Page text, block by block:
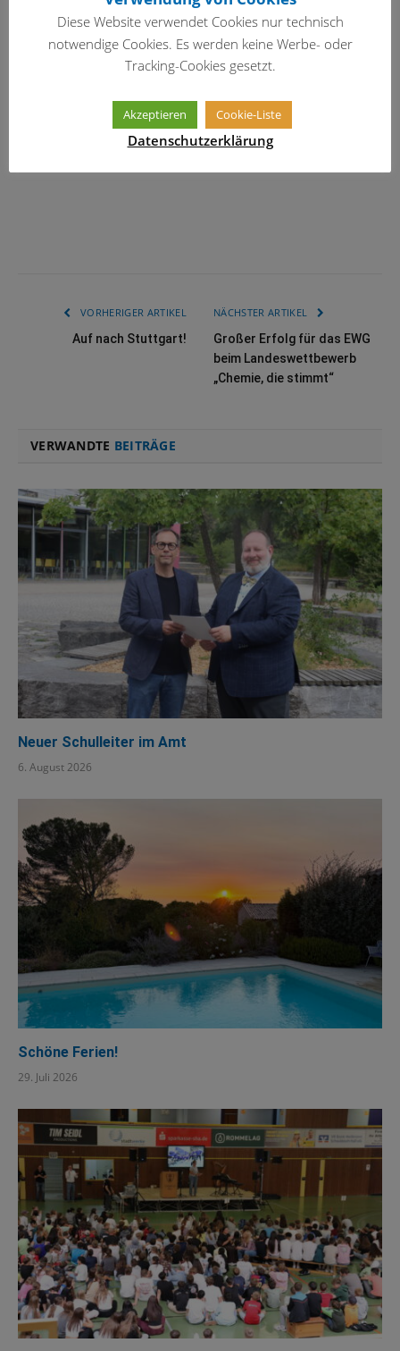
VORHERIGER ARTIKEL
Auf nach Stuttgart!
NÄCHSTER ARTIKEL
Großer Erfolg für das EWG
beim Landeswettbewerb
„Chemie, die stimmt“
VERWANDTE BEITRÄGE
Neuer Schulleiter im Amt
6. August 2026
Schöne Ferien!
29. Juli 2026
Diese Website verwendet Cookies nur technisch
notwendige Cookies. Es werden keine Werbe- oder
Tracking-Cookies gesetzt.
Akzeptieren Cookie-Liste
Datenschutzerklärung